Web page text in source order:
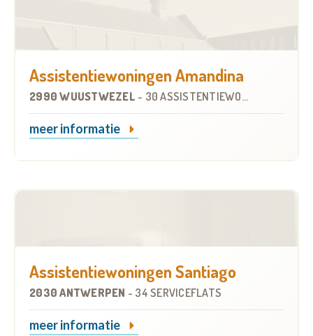
Assistentiewoningen Amandina
2990 WUUSTWEZEL - 30 ASSISTENTIEWONINGEN
meer informatie
Assistentiewoningen Santiago
2030 ANTWERPEN - 34 SERVICEFLATS
meer informatie